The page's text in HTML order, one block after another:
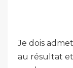
Je dois
au résultat et